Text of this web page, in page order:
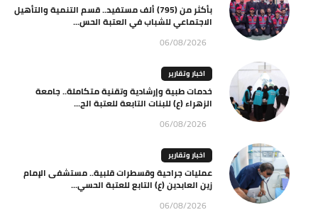
بأكثر من (795) ألف مستفيد.. قسم التنمية والتأهيل
الاجتماعي للشباب في العتبة الحس...
06/08/2026
اخبار وتقارير
خدمات طبية وإرشادية وتقنية متكاملة.. جامعة
الزهراء (ع) للبنات التابعة للعتبة الح...
06/08/2026
اخبار وتقارير
عمليات جراحية وقسطرات قلبية.. مستشفى الإمام
زين العابدين (ع) التابع للعتبة الحسي...
06/08/2026